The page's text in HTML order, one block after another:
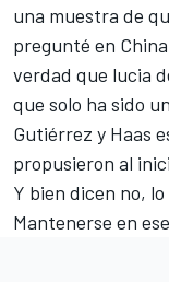
una muestra de
pregunté en
verdad que lucia
que solo ha sido
Gutiérrez y Haas
propusieron al
Y bien dicen no,
Mantenerse en